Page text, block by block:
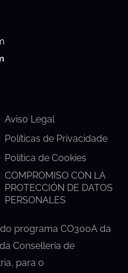
Aviso Legal
Políticas de Privacidade
Política de Cookies
COMPROMISO CON LA
PROTECCIÓN DE DATOS
PERSONALES
programa CO300A da
Consellería de
para o